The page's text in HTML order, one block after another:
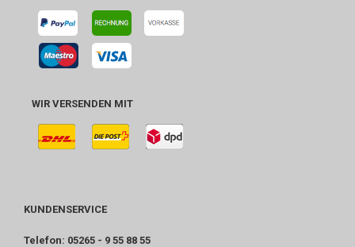
WIR VERSENDEN MIT
KUNDENSERVICE
Telefon: 05265 - 9 55 88 55